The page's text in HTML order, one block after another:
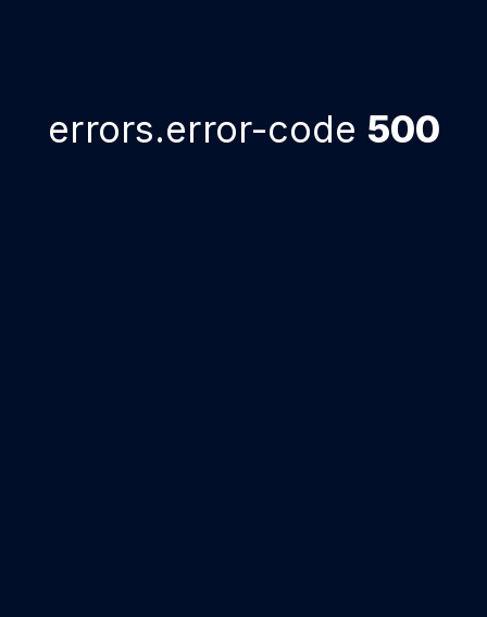
errors.error-code 500